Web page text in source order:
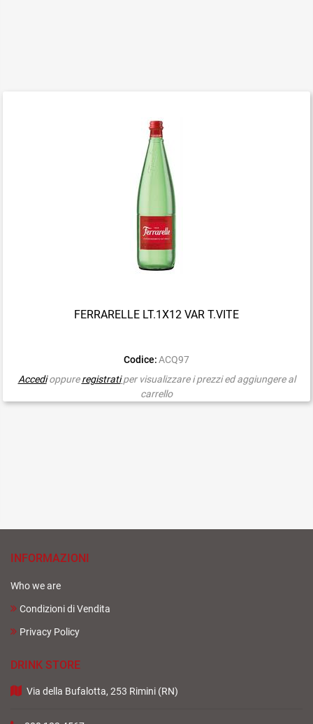
FERRARELLE LT.1X12 VAR T.VITE
Codice: ACQ97
Accedioppureregistrati per visualizzare i prezzi ed aggiungere al
carrello
INFORMAZIONI
Who we are
Condizioni di Vendita
Privacy Policy
DRINK STORE
Via della Bufalotta, 253 Rimini (RN)